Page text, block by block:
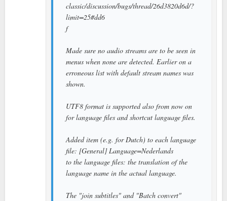
classic/discussion/bugs/thread/26d3820d6d/?
limit=25#dd6
f
Made sure no audio streams are to be seen in
menus when none are detected. Earlier on a
erroneous list with default stream names was
shown.
UTF8 format is supported also from now on
for language files and shortcut language files.
Added item (e.g. for Dutch) to each language
file: [General] Language=Nederlands
to the language files: the translation of the
language name in the actual language.
The "join subtitles" and "Batch convert"